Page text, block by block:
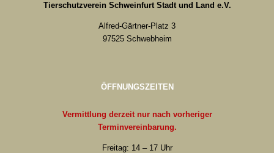
Tierschutzverein Schweinfurt Stadt und Land e.V.
Alfred-Gärtner-Platz 3
97525 Schwebheim
ÖFFNUNGSZEITEN
Vermittlung derzeit nur nach vorheriger
Terminvereinbarung.
Freitag: 14 – 17 Uhr